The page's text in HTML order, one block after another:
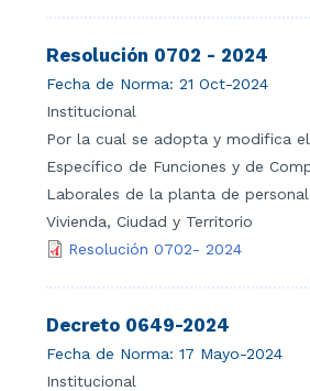
Resolución 0702 - 2024
Fecha de Norma: 21 Oct-2024
Institucional
Por la cual se adopta y modifica el
Específico de Funciones y de
Laborales de la planta de
Vivienda, Ciudad y Territorio
Resolución 0702- 2024
Decreto 0649-2024
Fecha de Norma: 17 Mayo-2024
Institucional